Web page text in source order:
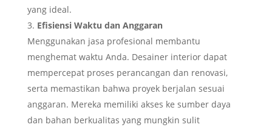
yang ideal.
Efisiensi Waktu dan Anggaran
Menggunakan jasa profesional membantu
menghemat waktu Anda. Desainer interior dapat
mempercepat proses perancangan dan renovasi,
serta memastikan bahwa proyek berjalan sesuai
anggaran. Mereka memiliki akses ke sumber daya
dan bahan berkualitas yang mungkin sulit